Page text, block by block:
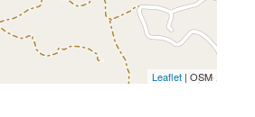
Leaflet | OSM